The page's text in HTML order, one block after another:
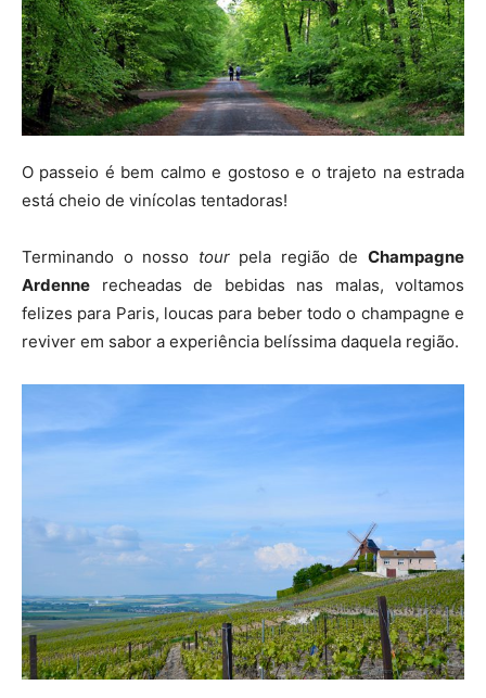
O passeio é bem calmo e gostoso e o trajeto na estrada
está cheio de vinícolas tentadoras!
Terminando o nosso tourpela região deChampagne
Ardenne recheadas de bebidas nas malas, voltamos
felizes para Paris, loucas para beber todo o champagne e
reviver em sabor a experiência belíssima daquela região.